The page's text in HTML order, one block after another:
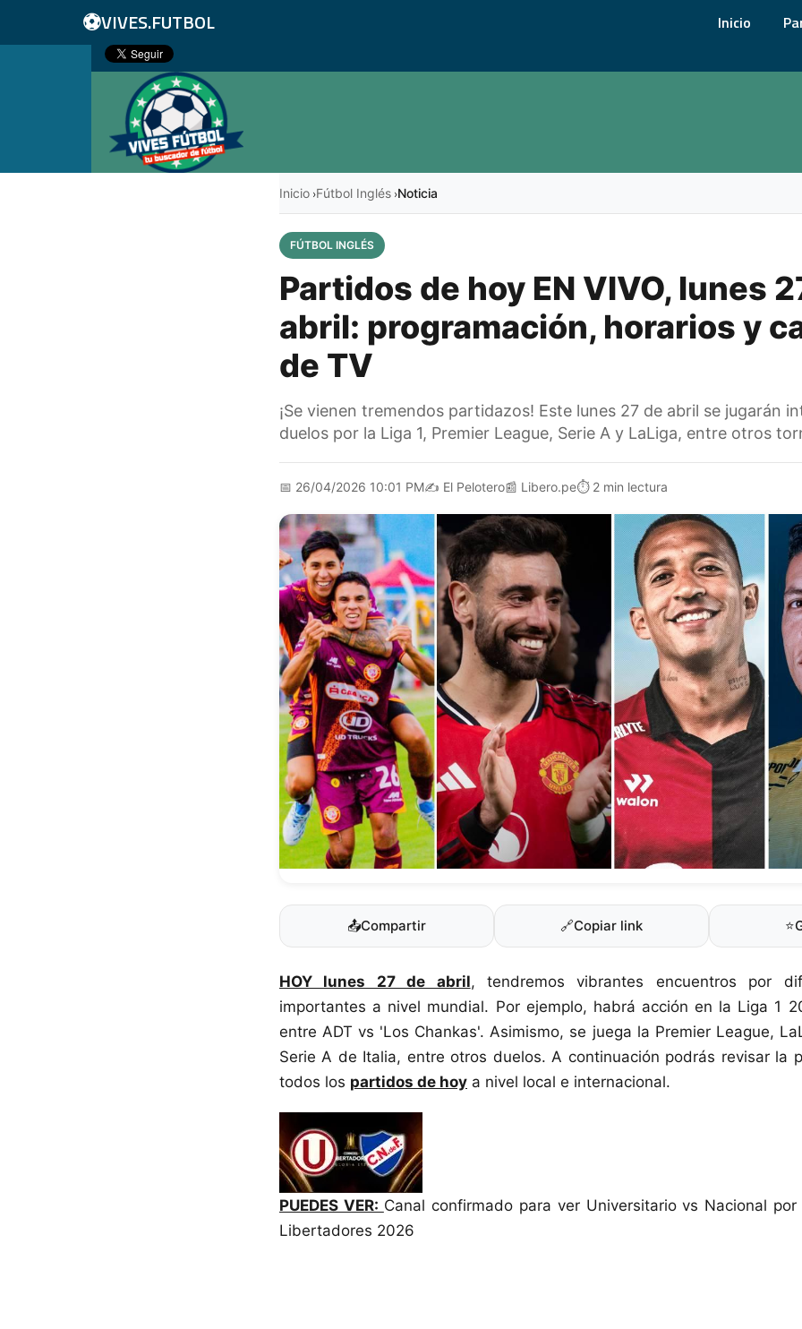
⚽VIVES.FUTBOL Inicio
Inicio ›Fútbol Inglés ›Noticia
FÚTBOL INGLÉS
Partidos de hoy EN VIVO, lunes
abril: programación, horarios y
de TV
¡Se vienen tremendos partidazos! Este lunes 27 de abril se jugarán
duelos por la Liga 1, Premier League, Serie A y LaLiga, entre otros
📅 26/04/2026 10:01 PM✍️ El Pelotero📰 Libero.pe⏱️ 2 min lectura
📤Compartir 🔗Copiar link ⭐
HOY lunes 27 de abril, tendremos vibrantes encuentros por
importantes a nivel mundial. Por ejemplo, habrá acción en la Liga 1
entre ADT vs 'Los Chankas'. Asimismo, se juega la Premier League,
Serie A de Italia, entre otros duelos. A continuación podrás revisar la
todos los partidos de hoy a nivel local e internacional.
PUEDES VER: Canal confirmado para ver Universitario vs Nacional
Libertadores 2026